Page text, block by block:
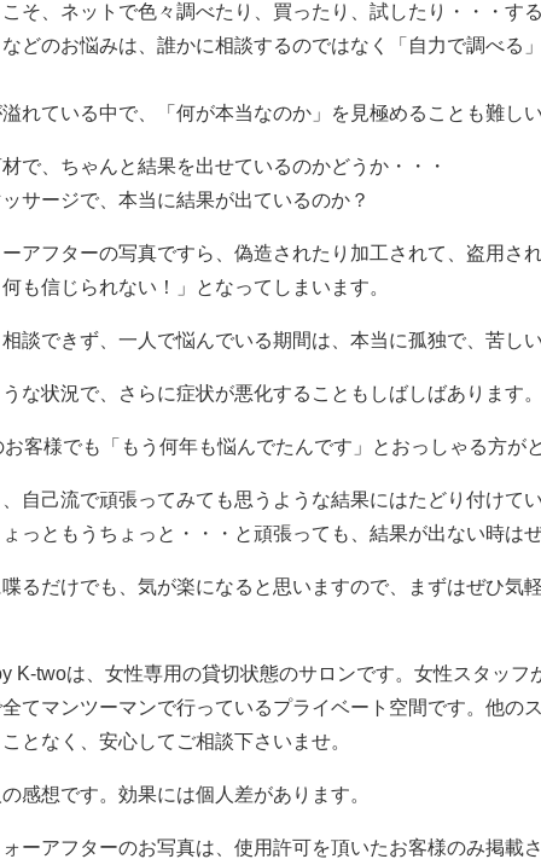
そ、ネットで色々調べたり、買ったり、試したり・・・す
どのお悩みは、誰かに相談するのではなく「自力で調べる
れている中で、「何が本当なのか」を見極めることも難し
で、ちゃんと結果を出せているのかどうか・・・
サージで、本当に結果が出ているのか？
アフターの写真ですら、偽造されたり加工されて、盗用さ
も信じられない！」となってしまいます。
談できず、一人で悩んでいる期間は、本当に孤独で、苦し
な状況で、さらに症状が悪化することもしばしばあります
お客様でも「もう何年も悩んでたんです」とおっしゃる方が
自己流で頑張ってみても思うような結果にはたどり付けて
っともうちょっと・・・と頑張っても、結果が出ない時は
るだけでも、気が楽になると思いますので、まずはぜひ気
K-twoは、女性専用の貸切状態のサロンです。女性スタッフ
てマンツーマンで行っているプライベート空間です。他の
となく、安心してご相談下さいませ。
感想です。効果には個人差があります。
ーアフターのお写真は、使用許可を頂いたお客様のみ掲載